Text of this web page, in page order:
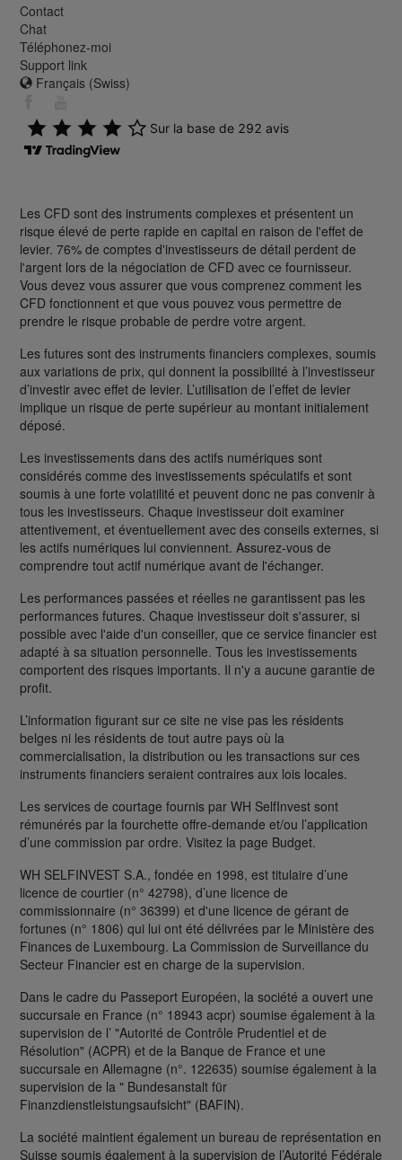
Contact
Chat
Téléphonez-moi
Support link
Français (Swiss)
Les CFD sont des instruments complexes et présentent un
risque élevé de perte rapide en capital en raison de l'effet de
levier. 76% de comptes d'investisseurs de détail perdent de
l'argent lors de la négociation de CFD avec ce fournisseur.
Vous devez vous assurer que vous comprenez comment les
CFD fonctionnent et que vous pouvez vous permettre de
prendre le risque probable de perdre votre argent.
Les futures sont des instruments financiers complexes, soumis
aux variations de prix, qui donnent la possibilité à l’investisseur
d’investir avec effet de levier. L’utilisation de l’effet de levier
implique un risque de perte supérieur au montant initialement
déposé.
Les investissements dans des actifs numériques sont
considérés comme des investissements spéculatifs et sont
soumis à une forte volatilité et peuvent donc ne pas convenir à
tous les investisseurs. Chaque investisseur doit examiner
attentivement, et éventuellement avec des conseils externes, si
les actifs numériques lui conviennent. Assurez-vous de
comprendre tout actif numérique avant de l'échanger.
Les performances passées et réelles ne garantissent pas les
performances futures. Chaque investisseur doit s'assurer, si
possible avec l'aide d'un conseiller, que ce service financier est
adapté à sa situation personnelle. Tous les investissements
comportent des risques importants. Il n'y a aucune garantie de
profit.
L’information figurant sur ce site ne vise pas les résidents
belges ni les résidents de tout autre pays où la
commercialisation, la distribution ou les transactions sur ces
instruments financiers seraient contraires aux lois locales.
Les services de courtage fournis par WH SelfInvest sont
rémunérés par la fourchette offre-demande et/ou l’application
d’une commission par ordre. Visitez la page Budget.
WH SELFINVEST S.A., fondée en 1998, est titulaire d’une
licence de courtier (n° 42798), d’une licence de
commissionnaire (n° 36399) et d'une licence de gérant de
fortunes (n° 1806) qui lui ont été délivrées par le Ministère des
Finances de Luxembourg. La Commission de Surveillance du
Secteur Financier est en charge de la supervision.
Dans le cadre du Passeport Européen, la société a ouvert une
succursale en France (n° 18943 acpr) soumise également à la
supervision de l’ "Autorité de Contrôle Prudentiel et de
Résolution" (ACPR) et de la Banque de France et une
succursale en Allemagne (n°. 122635) soumise également à la
supervision de la " Bundesanstalt für
Finanzdienstleistungsaufsicht" (BAFIN).
La société maintient également un bureau de représentation en
Suisse soumis également à la supervision de l’Autorité Fédérale